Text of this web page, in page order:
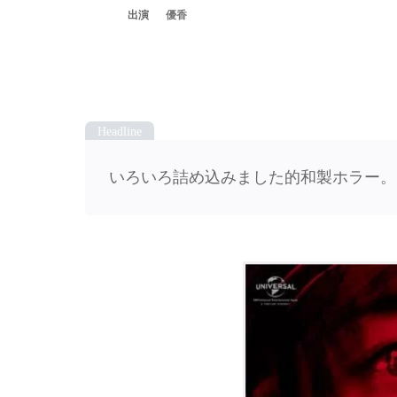
優香
いろいろ詰め込みました的和製ホラー。